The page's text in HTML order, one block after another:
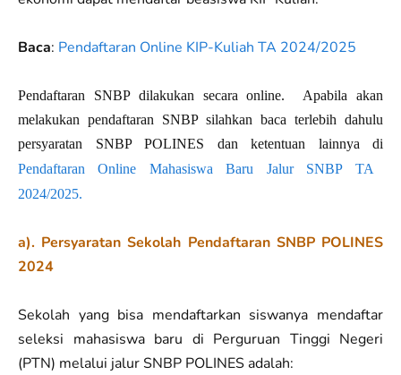
Baca: Pendaftaran Online KIP-Kuliah TA 2024/2025
Pendaftaran SNBP dilakukan secara online. Apabila akan
melakukan pendaftaran SNBPsilahkan baca terlebih dahulu
persyaratan SNBP POLINES dan ketentuan lainnya di
Pendaftaran Online Mahasiswa Baru Jalur SNBP TA
2024/2025.
a). Persyaratan Sekolah Pendaftaran SNBP POLINES
2024
Sekolah yang bisa mendaftarkan siswanya mendaftar
seleksi mahasiswa baru di Perguruan Tinggi Negeri
(PTN) melalui jalur SNBP POLINES adalah: